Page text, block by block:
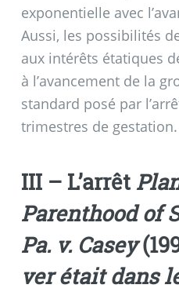
exponentielle avec
Aussi, les possibilités
aux intérêts étatiques
à l’avancement de la
standard posé par
trimestres de gestation.
III – L’arrêt
Parenthood of
Pa. v. Casey
ver était dans